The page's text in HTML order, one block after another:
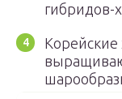
гибридов-
Корейские